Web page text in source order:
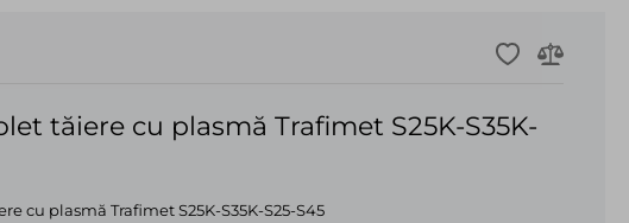
tăiere cu plasmă Trafimet S25K-S35K-
cu plasmă Trafimet S25K-S35K-S25-S45